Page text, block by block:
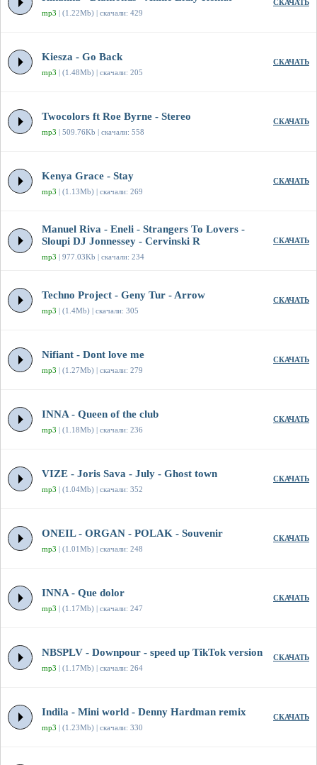
mp3 | (1.22Mb) | скачали: 429
СКАЧАТЬ
Kiesza - Go Back
mp3 | (1.48Mb) | скачали: 205
СКАЧАТЬ
Twocolors ft Roe Byrne - Stereo
mp3 | 509.76Kb | скачали: 558
СКАЧАТЬ
Kenya Grace - Stay
mp3 | (1.13Mb) | скачали: 269
СКАЧАТЬ
Manuel Riva - Eneli - Strangers To Lovers -
Sloupi DJ Jonnessey - Cervinski R
mp3 | 977.03Kb | скачали: 234
СКАЧАТЬ
Techno Project - Geny Tur - Arrow
mp3 | (1.4Mb) | скачали: 305
СКАЧАТЬ
Nifiant - Dont love me
mp3 | (1.27Mb) | скачали: 279
СКАЧАТЬ
INNA - Queen of the club
mp3 | (1.18Mb) | скачали: 236
СКАЧАТЬ
VIZE - Joris Sava - July - Ghost town
mp3 | (1.04Mb) | скачали: 352
СКАЧАТЬ
ONEIL - ORGAN - POLAK - Souvenir
mp3 | (1.01Mb) | скачали: 248
СКАЧАТЬ
INNA - Que dolor
mp3 | (1.17Mb) | скачали: 247
СКАЧАТЬ
NBSPLV - Downpour - speed up TikTok version
mp3 | (1.17Mb) | скачали: 264
СКАЧАТЬ
Indila - Mini world - Denny Hardman remix
mp3 | (1.23Mb) | скачали: 330
СКАЧАТЬ